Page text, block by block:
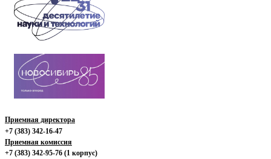
Приемная директора
+7 (383) 342-16-47
Приемная комиссия
+7 (383) 342-95-76 (1 корпус)